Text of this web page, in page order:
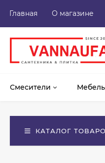
Главная О магазине
Смесители
КАТАЛОГ